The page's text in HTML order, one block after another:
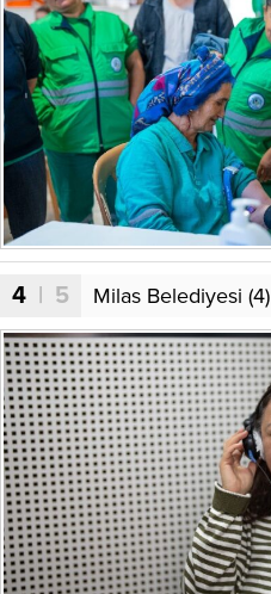
4 | 5 Milas Belediyesi (4)